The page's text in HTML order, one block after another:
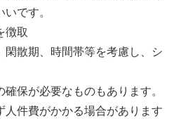
です。
徴取
閑散期、時間帯等を考慮し、シ
保が必要なものもあります。
人件費がかかる場合があります